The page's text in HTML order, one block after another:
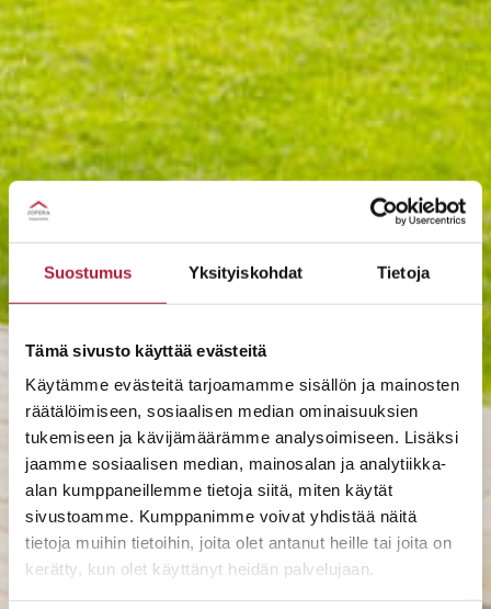
Suostumus Yksityiskohdat Tietoja
Tämä sivusto käyttää evästeitä
Käytämme evästeitä tarjoamamme sisällön ja mainosten
räätälöimiseen, sosiaalisen median ominaisuuksien
tukemiseen ja kävijämäärämme analysoimiseen. Lisäksi
jaamme sosiaalisen median, mainosalan ja analytiikka-
alan kumppaneillemme tietoja siitä, miten käytät
sivustoamme. Kumppanimme voivat yhdistää näitä
tietoja muihin tietoihin, joita olet antanut heille tai joita on
kerätty, kun olet käyttänyt heidän palvelujaan.